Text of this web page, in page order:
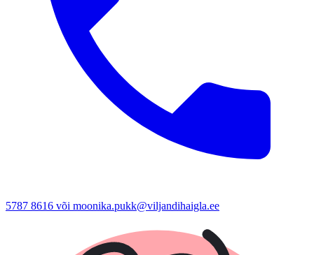
5787 8616 või moonika.pukk@viljandihaigla.ee